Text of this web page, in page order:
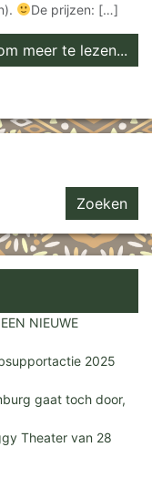
De prijzen: […]
meer te lezen...
NIEUWE
2025
gaat toch door,
Theater van 28